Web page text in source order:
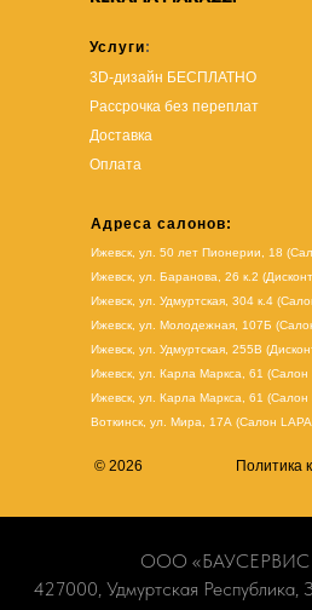
Услуги:
3D-дизайн БЕСПЛАТНО
Рассрочка без переплат
Доставка
Оплата
Адреса салонов:
Ижевск, ул. 50 лет Пионерии, 18
Ижевск, ул. Баранова, 26 к.2
Ижевск, ул. Удмуртская, 304 к.4
Ижевск, ул. Молодежная, 107Б
Ижевск, ул. Удмуртская, 255В
Ижевск, ул. Карла Маркса, 61 (Салон
Ижевск, ул. Карла Маркса, 61 (Салон
Воткинск, ул. Мира, 17А (Салон
© 2026 Политика
ООО
427000, Удмуртская Республика,